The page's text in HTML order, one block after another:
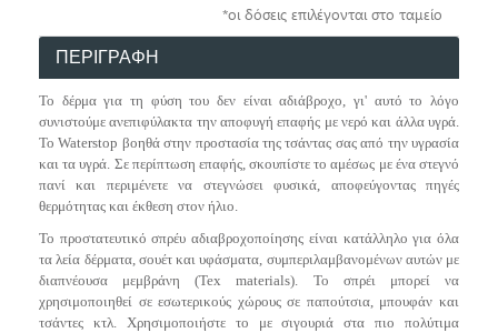
*οι δόσεις επιλέγονται στο ταμείο
ΠΕΡΙΓΡΑΦΗ
Το δέρμα για τη φύση του δεν είναι αδιάβροχο, γι' αυτό το λόγο
συνιστούμε ανεπιφύλακτα την αποφυγή επαφής με νερό και άλλα υγρά.
Το Waterstop βοηθά στην προστασία της τσάντας σας από την υγρασία
και τα υγρά. Σε περίπτωση επαφής, σκουπίστε το αμέσως με ένα στεγνό
πανί και περιμένετε να στεγνώσει φυσικά, αποφεύγοντας πηγές
θερμότητας και έκθεση στον ήλιο.
To προστατευτικό σπρέυ αδιαβροχοποίησης είναι κατάλληλο για όλα
τα λεία δέρματα, σουέτ και υφάσματα, συμπεριλαμβανομένων αυτών με
διαπνέουσα μεμβράνη (Tex materials). Το σπρέι μπορεί να
χρησιμοποιηθεί σε εσωτερικούς χώρους σε παπούτσια, μπουφάν και
τσάντες κτλ. Χρησιμοποιήστε το με σιγουριά στα πιο πολύτιμα